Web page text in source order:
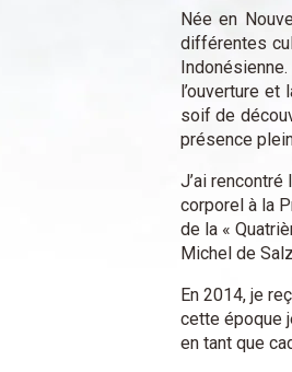
Née en
différentes
l’ouverture
soif de
présence
J’ai
corporel à la
de la «
Michel de
En 2014, je
cette époque
en tant que